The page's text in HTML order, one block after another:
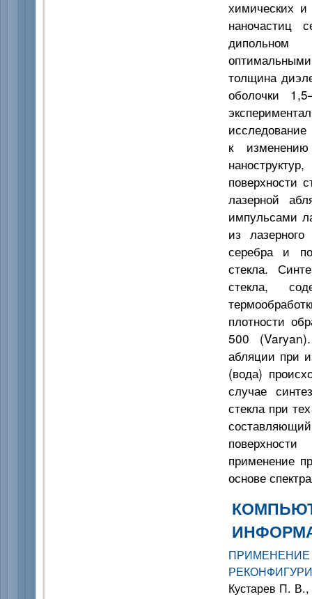
химических и
наночастиц
дипольном
толщина
оболочки
исследование
к
поверхности
лазерной
импульсами
из
серебра и
стекла.
стекла,
плотности
500
абляции при
(вода)
случае
стекла при
применение
основе
Кустарев П.